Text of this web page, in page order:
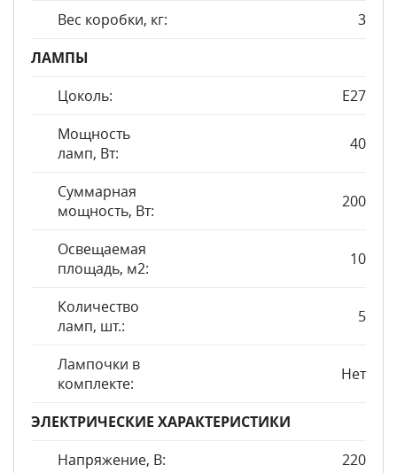
Вес коробки, кг:
3
ЛАМПЫ
Цоколь:
E27
Мощность
ламп, Вт:
40
Суммарная
мощность, Вт:
200
Освещаемая
площадь, м2:
10
Количество
ламп, шт.:
5
Лампочки в
комплекте:
Нет
ЭЛЕКТРИЧЕСКИЕ ХАРАКТЕРИСТИКИ
Напряжение, В:
220